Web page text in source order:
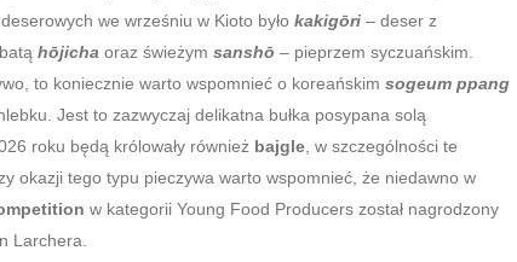
we wrześniu w Kioto było kakigōri – deser z
hōjicha oraz świeżym sanshō – pieprzem syczuańskim.
to koniecznie warto wspomnieć o koreańskim sogeum ppang
Jest to zazwyczaj delikatna bułka posypana solą
roku będą królowały również bajgle , w szczególności te
okazji tego typu pieczywa warto wspomnieć, że niedawno w
w kategorii Young Food Producers został nagrodzony
Larchera.